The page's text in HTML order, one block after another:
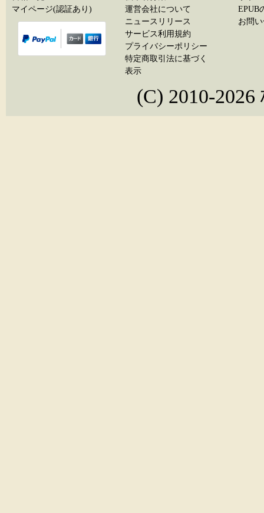
マイページ(認証あり)
運営会社について
ニュースリリース
サービス利用規約
プライバシーポリシー
特定商取引法に基づく
表示
EPUB
お問
(C) 2010-